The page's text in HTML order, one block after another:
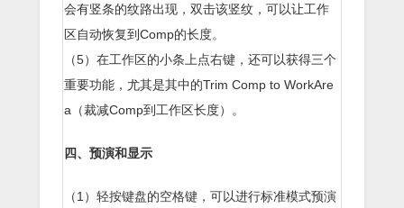
会有竖条的纹路出现，双击该竖纹，可以让工作
区自动恢复到Comp的长度。
（5）在工作区的小条上点右键，还可以获得三个
重要功能，尤其是其中的Trim Comp to WorkAre
a（裁减Comp到工作区长度）。
四、预演和显示
（1）轻按键盘的空格键，可以进行标准模式预演